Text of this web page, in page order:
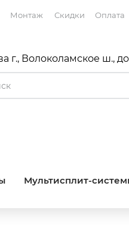
Монтаж Скидки Оплата
г., Волоколамское ш.,
Мультисплит-